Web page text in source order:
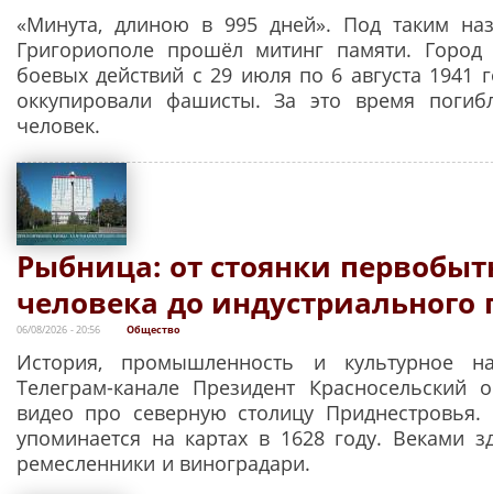
«Минута, длиною в 995 дней». Под таким
Григориополе прошёл митинг памяти.
боевых действий с 29 июля по 6 августа 1941
оккупировали фашисты. За это время
человек.
Рыбница: от стоянки
человека до индустриального
06/08/2026 - 20:56 Общество
История, промышленность и культурное
Телеграм-канале Президент Красносельский
видео про северную столицу
упоминается на картах в 1628 году. Веками
ремесленники и виноградари.